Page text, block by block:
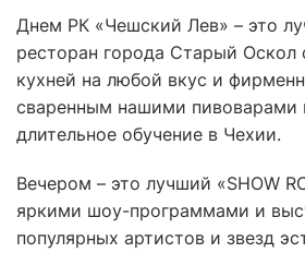
Днем РК «Чешский Лев» – это
ресторан города Старый Оскол
кухней на любой вкус и
сваренным нашими
длительное обучение в Чехии.
Вечером – это лучший «SHOW
яркими шоу-программами и
популярных артистов и звезд